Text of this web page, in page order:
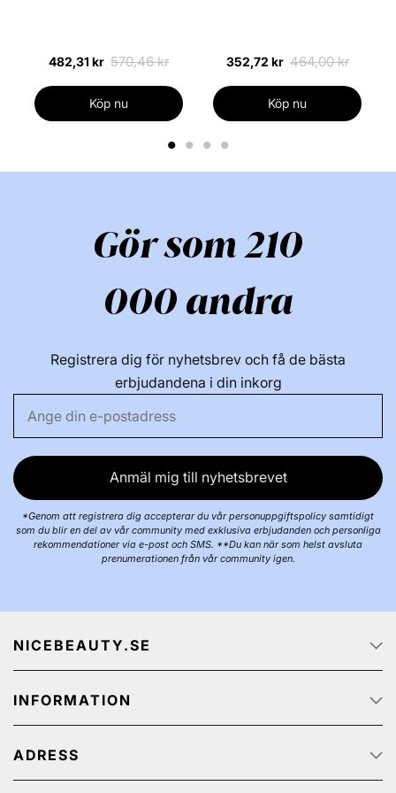
Se allt från detta varumärke:
482,31 kr 570,46 kr
Köp nu
352,72 kr 464,00 kr
Köp nu
1 2 3 4
Gör som 210
000 andra
Registrera dig för nyhetsbrev och få de bästa
erbjudandena i din inkorg
Anmäl mig till nyhetsbrevet
*Genom att registrera dig accepterar du vår personuppgiftspolicy samtidigt
som du blir en del av vår community med exklusiva erbjudanden och personliga
rekommendationer via e-post och SMS. **Du kan när som helst avsluta
prenumerationen från vår community igen.
NICEBEAUTY.SE
Startsidan
Om oss
Job
Spåra ditt paket
INFORMATION
Kundservice
Integritetspolicy
Köp & Leveransvillkor
ADRESS
NiceBeauty ApS